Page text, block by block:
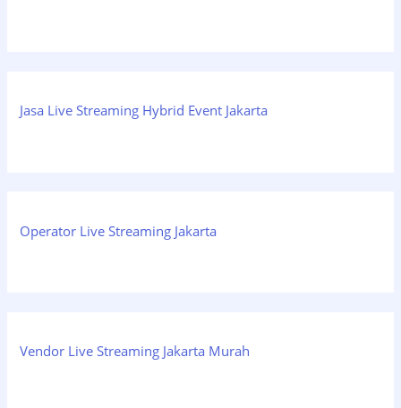
Jasa Live Streaming Hybrid Event Jakarta
Operator Live Streaming Jakarta
Vendor Live Streaming Jakarta Murah